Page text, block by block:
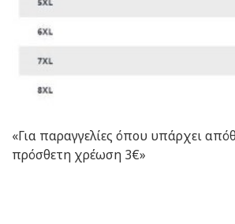
«Για παραγγελίες όπου υπάρχει
πρόσθετη χρέωση 3€»